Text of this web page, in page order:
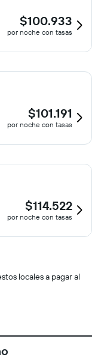
$100.933
por noche con tasas
$101.191
por noche con tasas
$114.522
por noche con tasas
locales a pagar al